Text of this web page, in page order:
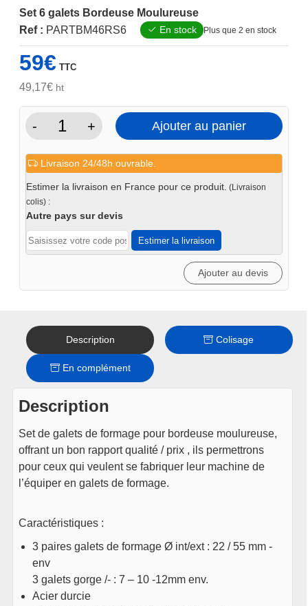
Set 6 galets Bordeuse Moulureuse
Ref : PARTBM46RS6 En stock Plus que 2 en stock
59€ TTC
49,17€ht
-
quantité
Set
6
Bordeuse
Moulureuse
+ Ajouter au panier
Livraison 24/48h ouvrable.
Estimer la livraison en France pour ce produit. (Livraison
colis) :
Autre pays sur devis
Estimer la livraison
Ajouter au devis
Description Colisage
En complément
Description
Set de galets de formage pour bordeuse moulureuse,
offrant un bon rapport qualité / prix , ils permettrons
pour ceux qui veulent se fabriquer leur machine de
l’équiper en galets de formage.
Caractéristiques :
3 paires galets de formage Ø int/ext : 22 / 55 mm -
env
3 galets gorge /- : 7 – 10 -12mm env.
Acier durcie